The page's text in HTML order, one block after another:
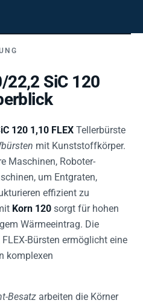
22,2 SiC 120
120 1,10 FLEX Tellerbürste
mit Kunststoffkörper.
Maschinen, Roboter-
um Entgraten,
effizient zu
Korn 120 sorgt für hohen
Wärmeeintrag. Die
Bürsten ermöglicht eine
komplexen
Besatz arbeiten die Körner